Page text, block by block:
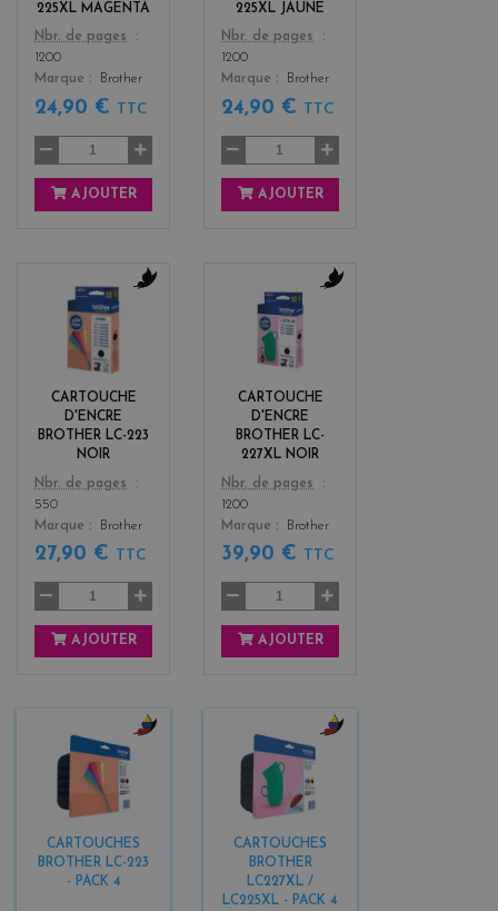
225XL MAGENTA
Color
Nbr. de pages
1200
Marque
Brother
24,90 € TTC
AJOUTER
225XL JAUNE
Color
Nbr. de pages
1200
Marque
Brother
24,90 € TTC
AJOUTER
CARTOUCHE
D'ENCRE
BROTHER LC-223
NOIR
Color
k
Nbr. de pages
550
Marque
Brother
27,90 € TTC
AJOUTER
CARTOUCHE
D'ENCRE
BROTHER LC-
227XL NOIR
Color
k
Nbr. de pages
1200
Marque
Brother
39,90 € TTC
AJOUTER
CARTOUCHES
BROTHER LC-223
- PACK 4
k
+
CARTOUCHES
BROTHER
LC227XL /
LC225XL - PACK 4
k